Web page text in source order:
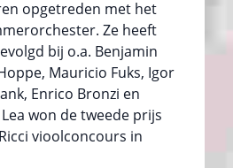
opgetreden met het
Ze heeft
bij o.a. Benjamin
Mauricio Fuks, Igor
Enrico Bronzi en
won de tweede prijs
vioolconcours in